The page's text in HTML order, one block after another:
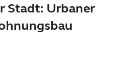
Stadt: Urbaner